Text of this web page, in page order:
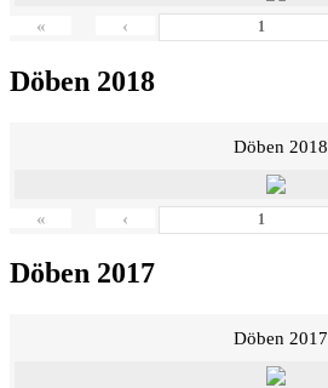
« ‹
Döben 2018
Döben 2018
« ‹
Döben 2017
Döben 2017